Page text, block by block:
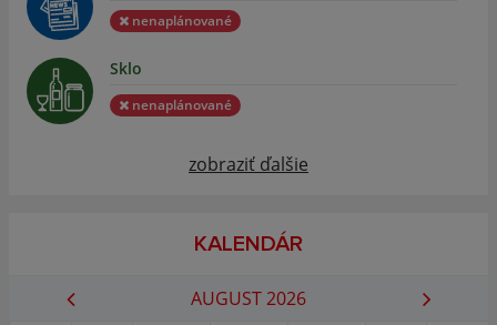
nenaplánované
Sklo
nenaplánované
zobraziť ďalšie
KALENDÁR
AUGUST 2026